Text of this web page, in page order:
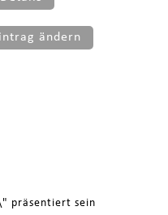
ändern
präsentiert sein